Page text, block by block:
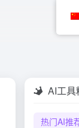
AI工具
热门AI推